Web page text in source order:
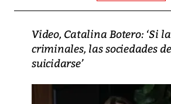
Video, Catalina Botero: ‘Si
criminales, las sociedades
suicidarse’